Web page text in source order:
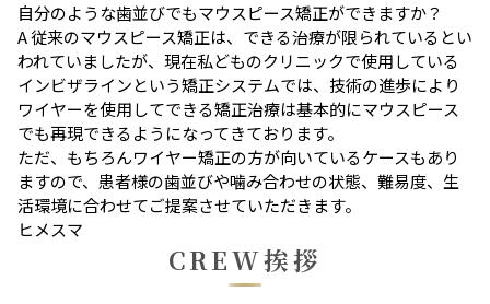
自分のような歯並びでもマウスピース矯正ができますか？
A従来のマウスピース矯正は、できる治療が限られているとい
われていましたが、現在私どものクリニックで使用している
インビザラインという矯正システムでは、技術の進歩により
ワイヤーを使用してできる矯正治療は基本的にマウスピース
でも再現できるようになってきております。
ただ、もちろんワイヤー矯正の方が向いているケースもあり
ますので、患者様の歯並びや噛み合わせの状態、難易度、生
活環境に合わせてご提案させていただきます。
ヒメスマ
CREW挨拶